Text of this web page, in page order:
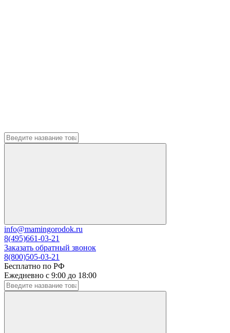
info@mamingorodok.ru
8(495)661-03-21
Заказать обратный звонок
8(800)505-03-21
Бесплатно по РФ
Ежедневно с 9:00 до 18:00